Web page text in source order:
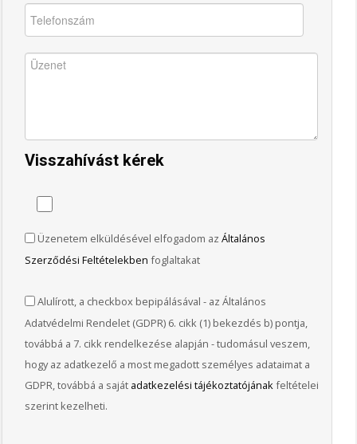
Visszahívást kérek
Üzenetem elküldésével elfogadom azÁltalános
Szerződési Feltételekben foglaltakat
Alulírott, a checkbox bepipálásával - az Általános
Adatvédelmi Rendelet (GDPR) 6. cikk (1) bekezdés b) pontja,
továbbá a 7. cikk rendelkezése alapján - tudomásul veszem,
hogy az adatkezelő a most megadott személyes adataimat a
GDPR, továbbá a saját adatkezelési tájékoztatójánakfeltételei
szerint kezelheti.